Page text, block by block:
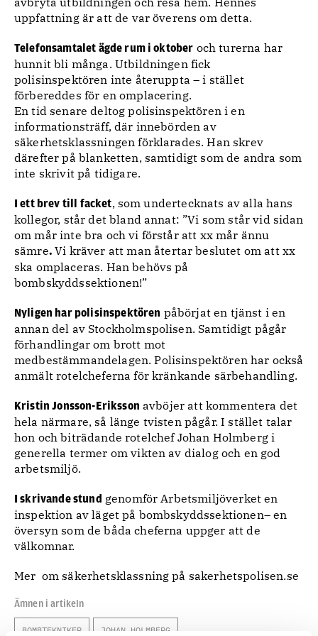
uppfattning är att de var överens om detta.
Telefonsamtalet ägde rum i oktober och turerna har
hunnit bli många. Utbildningen fick
polisinspektören inte återuppta – i stället
förbereddes för en omplacering.
En tid senare deltog polisinspektören i en
informationsträff, där innebörden av
säkerhetsklassningen förklarades. Han skrev
därefter på blanketten, samtidigt som de andra som
inte skrivit på tidigare.
I ett brev till facket, som undertecknats av alla hans
kollegor, står det bland annat: ”Vi som står vid sidan
om mår inte bra och vi förstår att xx mår ännu
sämre.Vi kräver att man återtar beslutet om att xx
ska omplaceras. Han behövs på
bombskyddssektionen!”
Nyligen har polisinspektören påbörjat en tjänst i en
annan del av Stockholmspolisen. Samtidigt pågår
förhandlingar om brott mot
medbestämmandelagen. Polisinspektören har också
anmält rotelcheferna för kränkande särbehandling.
Kristin Jonsson-Eriksson avböjer att kommentera det
hela närmare, så länge tvisten pågår. I stället talar
hon och biträdande rotelchef Johan Holmberg i
generella termer om vikten av dialog och en god
arbetsmiljö.
I skrivande stund genomför Arbetsmiljöverket en
inspektion av läget på bombskyddssektionen– en
översyn som de båda cheferna uppger att de
välkomnar.
Mer om säkerhetsklassning på sakerhetspolisen.se
Ämnen i artikeln
BOMBTEKNIKER JOHAN HOLMBERG